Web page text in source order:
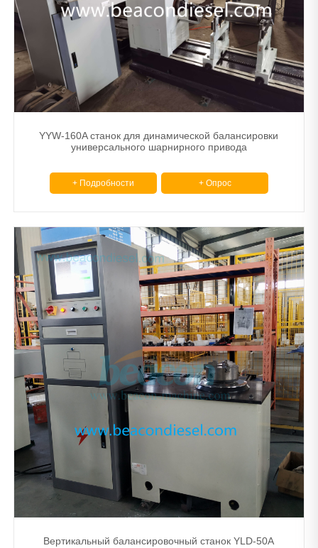
YYW-160A станок для динамической балансировки
универсального шарнирного привода
+ Подробности + Опрос
Вертикальный балансировочный станок YLD-50A